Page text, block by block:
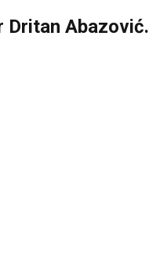
Dritan Abazović.